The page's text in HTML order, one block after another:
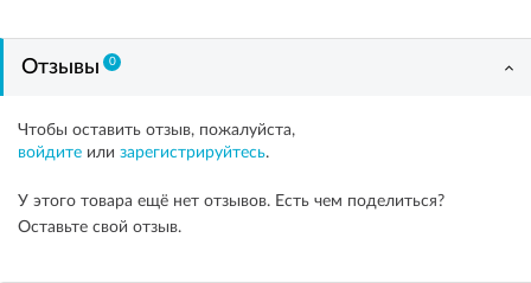
Отзывы 0
Чтобы оставить отзыв, пожалуйста,
войдите или зарегистрируйтесь.
У этого товара ещё нет отзывов. Есть чем поделиться?
Оставьте свой отзыв.